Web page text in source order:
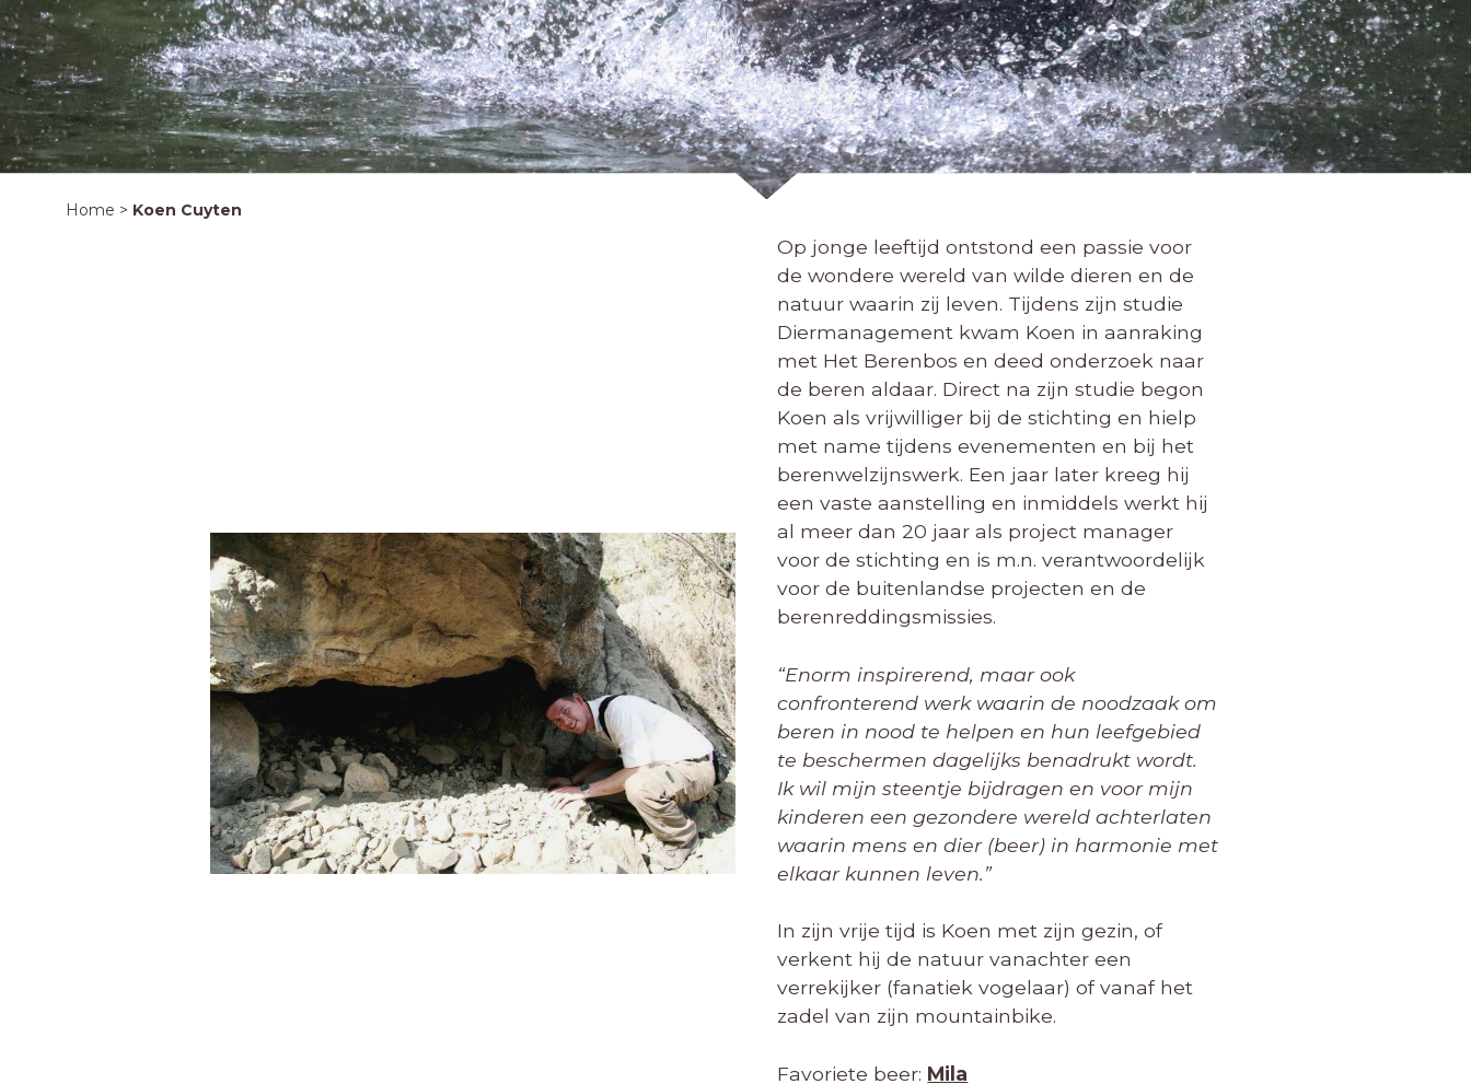
Home > Koen Cuyten
Op jonge leeftijd ontstond een passie voor
de wondere wereld van wilde dieren en de
natuur waarin zij leven. Tijdens zijn studie
Diermanagement kwam Koen in aanraking
met Het Berenbos en deed onderzoek naar
de beren aldaar. Direct na zijn studie begon
Koen als vrijwilliger bij de stichting en hielp
met name tijdens evenementen en bij het
berenwelzijnswerk. Een jaar later kreeg hij
een vaste aanstelling en inmiddels werkt hij
al meer dan 20 jaar als project manager
voor de stichting en is m.n. verantwoordelijk
voor de buitenlandse projecten en de
berenreddingsmissies.
“Enorm inspirerend, maar ook
confronterend werk waarin de noodzaak om
beren in nood te helpen en hun leefgebied
te beschermen dagelijks benadrukt wordt.
Ik wil mijn steentje bijdragen en voor mijn
kinderen een gezondere wereld achterlaten
waarin mens en dier (beer) in harmonie met
elkaar kunnen leven.”
In zijn vrije tijd is Koen met zijn gezin, of
verkent hij de natuur vanachter een
verrekijker (fanatiek vogelaar) of vanaf het
zadel van zijn mountainbike.
Favoriete beer: Mila